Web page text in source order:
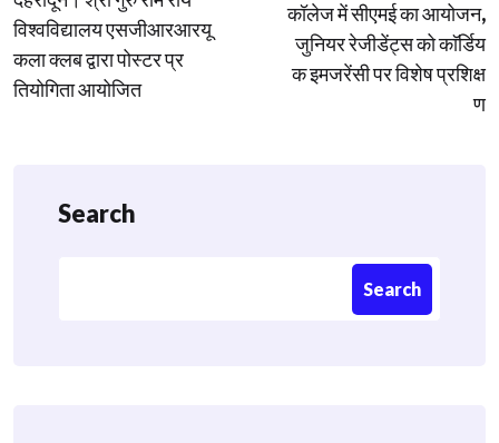
विश्वविद्यालय एसजीआरआरयू
कला क्लब द्वारा पोस्टर प्र
तियोगिता आयोजित
कॉलेज में सीएमई का आयोजन,
जुनियर रेजीडेंट्स को काॅर्डिय
क इमजरेंसी पर विशेष प्रशिक्ष
ण
Search
Search